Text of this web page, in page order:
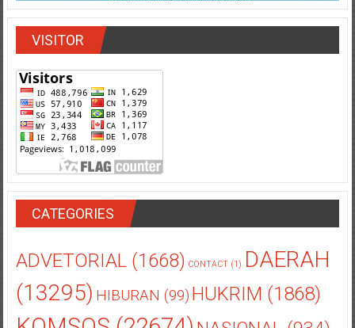
VISITOR
CATEGORIES
ADVETORIAL(1668) CONTACT(1) DAERAH
(13295) HIBURAN (99) HUKRIM (1868)